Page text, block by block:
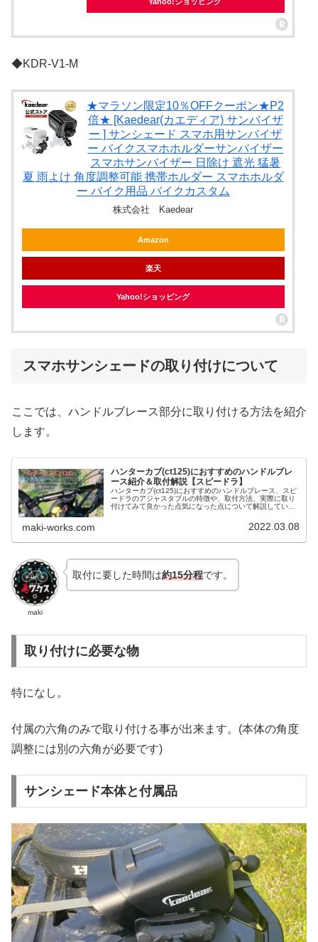
◆KDR-V1-M
★マラソン限定10％OFFクーポン★P2
倍★ [Kaedear(カエディア) サンバイザ
ー ] サンシェード スマホ用サンバイザ
ー バイクスマホホルダーサンバイザー
スマホサンバイザー 日除け 遮光 猛暑
夏 雨よけ 角度調整可能 携帯ホルダー スマホホルダ
ー バイク用品 バイクカスタム
株式会社 Kaedear
Amazon
楽天
Yahoo!ショッピング
スマホサンシェードの取り付けについて
ここでは、ハンドルブレース部分に取り付ける方法を紹介
します。
ハンターカブ(ct125)におすすめのハンドルブレ
ース紹介＆取付解説【スピードラ】
ハンターカブ(ct125)におすすめのハンドルブレース、スピ
ードラのアジャスタブルの特徴や、取付方法、実際に取り
付けてみて良かった点気になった点について解説していま
maki-works.com 2022.03.08
maki
取付に要した時間は約15分程です。
取り付けに必要な物
特になし。
付属の六角のみで取り付ける事が出来ます。(本体の角度
調整には別の六角が必要です)
サンシェード本体と付属品